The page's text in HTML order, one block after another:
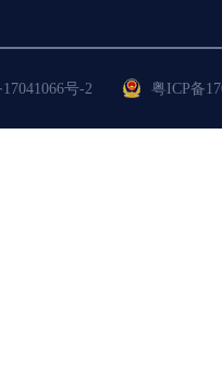
号-2 粤ICP备